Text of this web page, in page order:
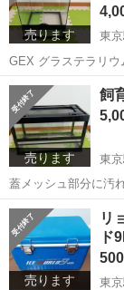
売ります 東
GEX グラステラリウム3045です。 蓋メッシュ部分にサビが生じてい
ます。観音開きの扉
の他落としきれない
ません。 状態にご理
神奈川 横浜市
売ります
飼
東
蓋メッシュ部分に汚
育し、ミスティング
す。 2枚あるスライ
に隠れてほぼわから
神奈川 横浜市
売ります
リ
ド
東